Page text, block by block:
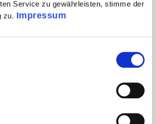
Service zu gewährleisten, stimme der
zu. Impressum